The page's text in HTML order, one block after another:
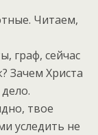
Читаем,
граф, сейчас
Зачем Христа
твое
уследить не